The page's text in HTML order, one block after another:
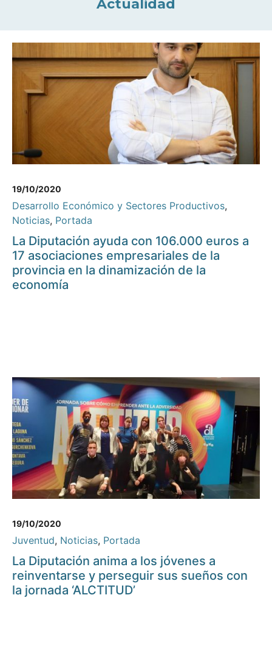
Actualidad
19/10/2020
Desarrollo Económico y Sectores Productivos,
Noticias, Portada
La Diputación ayuda con 106.000 euros a
17 asociaciones empresariales de la
provincia en la dinamización de la
economía
19/10/2020
Juventud, Noticias, Portada
La Diputación anima a los jóvenes a
reinventarse y perseguir sus sueños con
la jornada ‘ALCTITUD’